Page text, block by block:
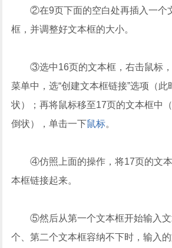
②在9页下面的空白处再插入一个
框，并调整好文本框的大小。
③选中16页的文本框，右击鼠标，
菜单中，选“创建文本框链接”选项（
状）；再将鼠标移至17页的文本框中
倒状），单击一下鼠标。
④仿照上面的操作，将17页的文本
本框链接起来。
⑤然后从第一个文本框开始输入文
个、第二个文本框容纳不下时，输入